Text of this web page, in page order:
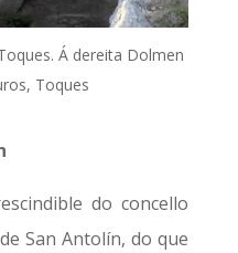
Á dereita Dolmen
Toques
do concello
San Antolín, do que